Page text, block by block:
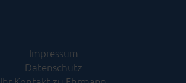
Impressum
Datenschutz